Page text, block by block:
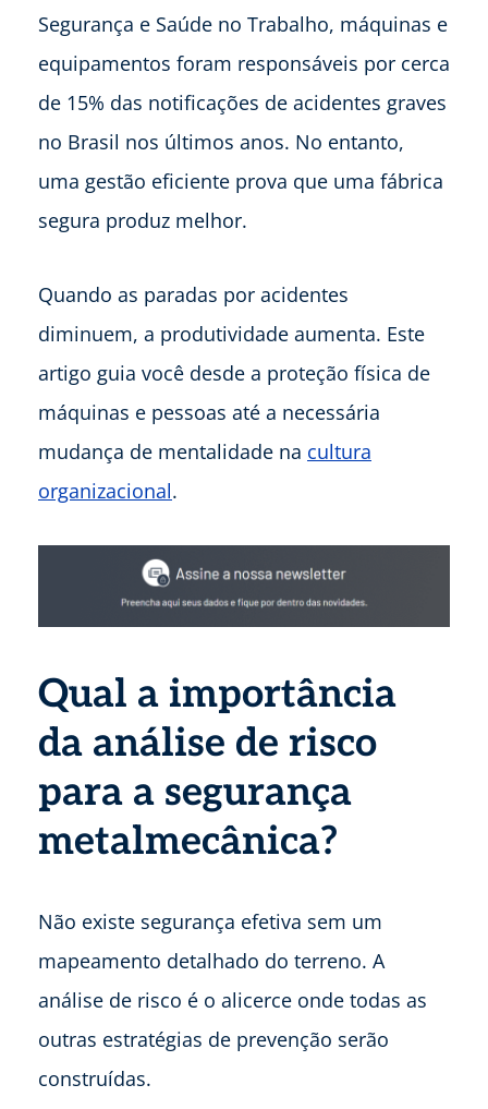
Segurança e Saúde no Trabalho, máquinas e
equipamentos foram responsáveis por cerca
de 15% das notificações de acidentes graves
no Brasil nos últimos anos. No entanto,
uma gestão eficiente prova que uma fábrica
segura produz melhor.
Quando as paradas por acidentes
diminuem, a produtividade aumenta. Este
artigo guia você desde a proteção física de
máquinas e pessoas até a necessária
mudança de mentalidade na cultura
organizacional.
Qual a importância
da análise de risco
para a segurança
metalmecânica?
Não existe segurança efetiva sem um
mapeamento detalhado do terreno. A
análise de risco é o alicerce onde todas as
outras estratégias de prevenção serão
construídas.